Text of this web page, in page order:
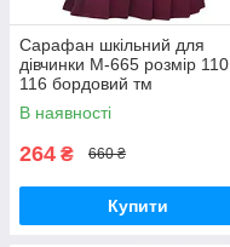
Сарафан шкільний для
дівчинки М-665 розмір 110
116 бордовий тм
"Попелюшка"
В наявності
264 ₴ 660 ₴
Купити